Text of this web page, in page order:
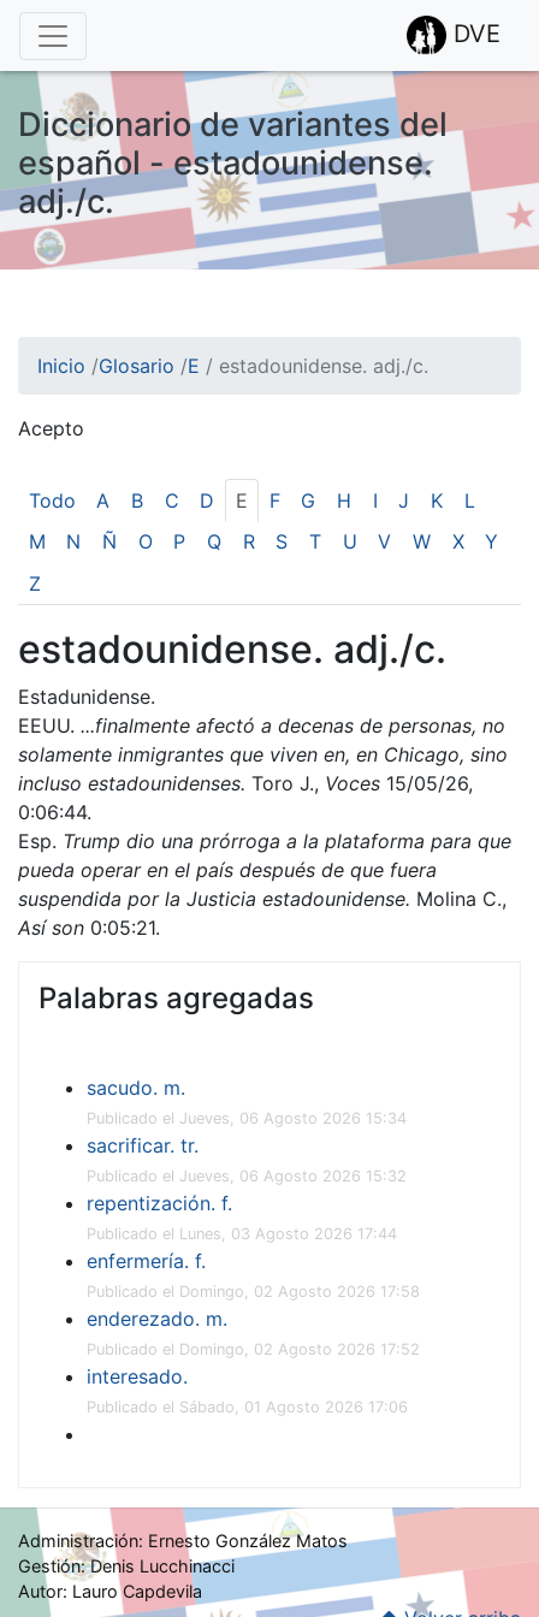
DVE
Diccionario de variantes del
español - estadounidense.
adj./c.
Inicio /Glosario /E / estadounidense. adj./c.
Acepto
Esto nos ayuda a recolectar estadísticas de las visitas.
Todo A B C D E F G H I J K
L
M
N Ñ O P Q R S T U V W X
Y
Z
estadounidense. adj./c.
Estadunidense.
EEUU. ...finalmente afectó a decenas de personas, no
solamente inmigrantes que viven en, en Chicago, sino
incluso estadounidenses. Toro J., Voces 15/05/26,
0:06:44.
Esp. Trump dio una prórroga a la plataforma para que
pueda operar en el país después de que fuera
suspendida por la Justicia estadounidense. Molina C.,
Así son 0:05:21.
Palabras agregadas
sacudo. m.
Publicado el Jueves, 06 Agosto 2026 15:34
sacrificar. tr.
Publicado el Jueves, 06 Agosto 2026 15:32
repentización. f.
Publicado el Lunes, 03 Agosto 2026 17:44
enfermería. f.
Publicado el Domingo, 02 Agosto 2026 17:58
enderezado. m.
Publicado el Domingo, 02 Agosto 2026 17:52
interesado.
Publicado el Sábado, 01 Agosto 2026 17:06
Administración: Ernesto González Matos
Gestión: Denis Lucchinacci
Autor: Lauro Capdevila